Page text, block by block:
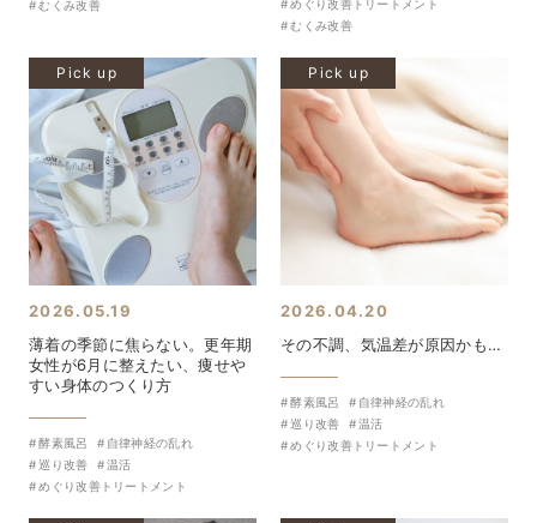
むくみ改善
めぐり改善トリートメント
むくみ改善
Pick up
2026.05.19
薄着の季節に焦らない。更年期
女性が6月に整えたい、痩せや
すい身体のつくり方
酵素風呂
自律神経の乱れ
巡り改善
温活
めぐり改善トリートメント
Pick up
2026.04.20
その不調、気温差が原因かも…
酵素風呂
自律神経の乱れ
巡り改善
温活
めぐり改善トリートメント